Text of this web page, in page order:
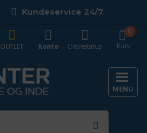
Kundeservice 24/7
Kurv
0
OUTLET
Konto Ordrestatus
MENU